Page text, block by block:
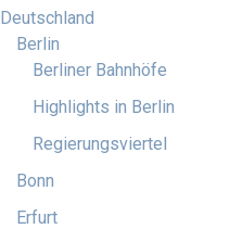
Deutschland
Berlin
Berliner Bahnhöfe
Highlights in Berlin
Regierungsviertel
Bonn
Erfurt